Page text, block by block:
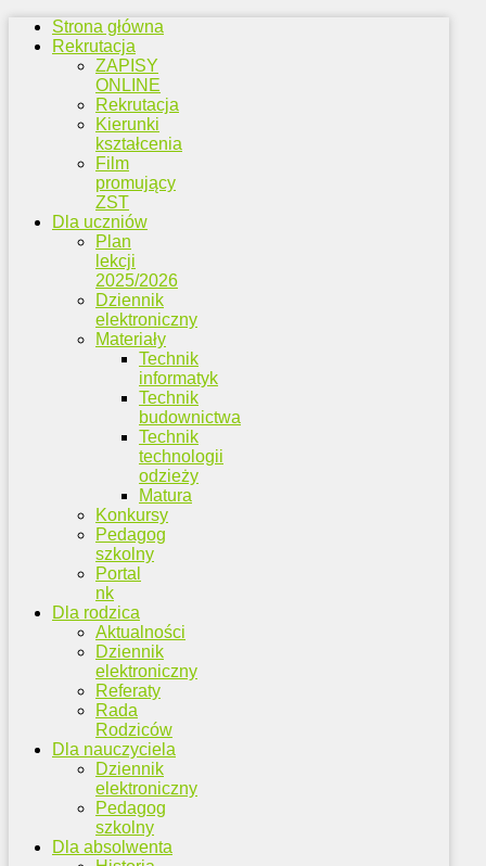
Strona główna
Rekrutacja
ZAPISY
ONLINE
Rekrutacja
Kierunki
kształcenia
Film
promujący
ZST
Dla uczniów
Plan
lekcji
2025/2026
Dziennik
elektroniczny
Materiały
Technik
informatyk
Technik
budownictwa
Technik
technologii
odzieży
Matura
Konkursy
Pedagog
szkolny
Portal
nk
Dla rodzica
Aktualności
Dziennik
elektroniczny
Referaty
Rada
Rodziców
Dla nauczyciela
Dziennik
elektroniczny
Pedagog
szkolny
Dla absolwenta